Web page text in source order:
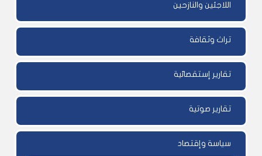
اللاجئين والنازحين
تراث وثقافة
تقارير إستقصائية
تقارير صوتية
سياسة وإقتصاد